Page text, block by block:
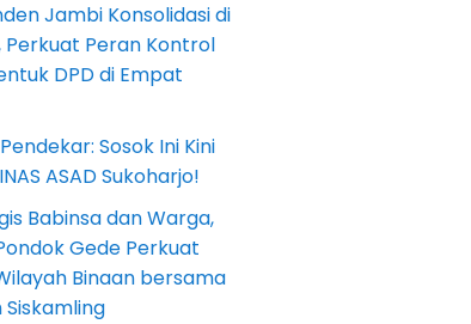
Jambi Konsolidasi di
Perkuat Peran Kontrol
DPD di Empat
Sosok Ini Kini
ASAD Sukoharjo!
Babinsa dan Warga,
Gede Perkuat
Binaan bersama